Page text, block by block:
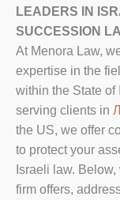
LEADERS IN
SUCCESSION
At Menora Law,
expertise in the
within the State of
serving clients in
the US, we offer
to protect your
Israeli law.
firm offers,